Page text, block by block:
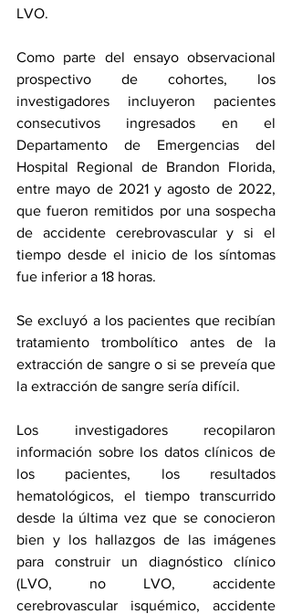
LVO.
Como parte del ensayo observacional
prospectivo de cohortes, los
investigadores incluyeron pacientes
consecutivos ingresados en el
Departamento de Emergencias del
Hospital Regional de Brandon Florida,
entre mayo de 2021 y agosto de 2022,
que fueron remitidos por una sospecha
de accidente cerebrovascular y si el
tiempo desde el inicio de los síntomas
fue inferior a 18 horas.
Se excluyó a los pacientes que recibían
tratamiento trombolítico antes de la
extracción de sangre o si se preveía que
la extracción de sangre sería difícil.
Los investigadores recopilaron
información sobre los datos clínicos de
los pacientes, los resultados
hematológicos, el tiempo transcurrido
desde la última vez que se conocieron
bien y los hallazgos de las imágenes
para construir un diagnóstico clínico
(LVO, no LVO, accidente
cerebrovascular isquémico, accidente